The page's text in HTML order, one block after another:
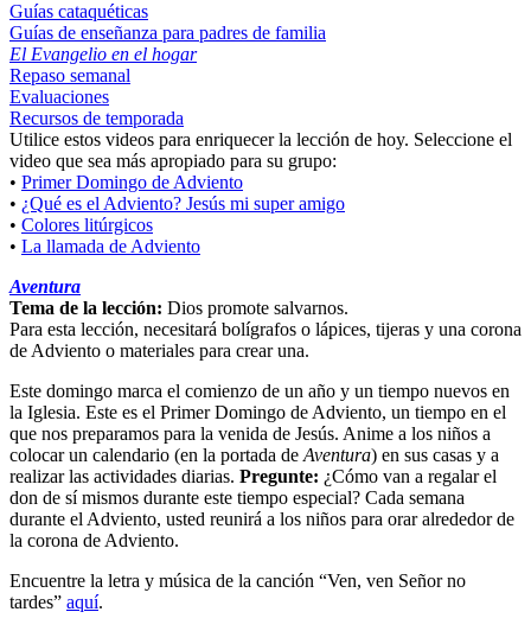
Guías cataquéticas
Guías de enseñanza para padres de familia
El Evangelio en el hogar
Repaso semanal
Evaluaciones
Recursos de temporada
Utilice estos videos para enriquecer la lección de hoy. Seleccione el
video que sea más apropiado para su grupo:
• Primer Domingo de Adviento
• ¿Qué es el Adviento? Jesús mi super amigo
• Colores litúrgicos
• La llamada de Adviento
Aventura
Tema de la lección: Dios promote salvarnos.
Para esta lección, necesitará bolígrafos o lápices, tijeras y una corona
de Adviento o materiales para crear una.
Este domingo marca el comienzo de un año y un tiempo nuevos en
la Iglesia. Este es el Primer Domingo de Adviento, un tiempo en el
que nos preparamos para la venida de Jesús. Anime a los niños a
colocar un calendario (en la portada deAventura) en sus casas y a
realizar las actividades diarias. Pregunte: ¿Cómo van a regalar el
don de sí mismos durante este tiempo especial? Cada semana
durante el Adviento, usted reunirá a los niños para orar alrededor de
la corona de Adviento.
Encuentre la letra y música de la canción “Ven, ven Señor no
tardes” aquí.